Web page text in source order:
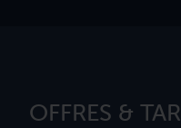
OFFRES &